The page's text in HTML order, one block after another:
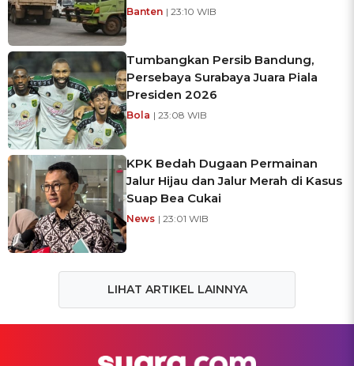
Banten | 23:10 WIB
Tumbangkan Persib Bandung,
Persebaya Surabaya Juara Piala
Presiden 2026
Bola | 23:08 WIB
KPK Bedah Dugaan Permainan
Jalur Hijau dan Jalur Merah di Kasus
Suap Bea Cukai
News | 23:01 WIB
LIHAT ARTIKEL LAINNYA